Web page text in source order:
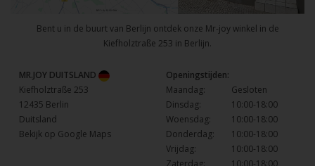
Bent u in de buurt van Berlijn ontdek onze Mr-joy winkel in de
Kiefholztraße 253 in Berlijn.
MR.JOY DUITSLAND
Kiefholztraße 253
12435 Berlin
Duitsland
Bekijk op Google Maps
Openingstijden:
Maandag:
Gesloten
Dinsdag:
10:00-18:00
Woensdag:
10:00-18:00
Donderdag:
10:00-18:00
Vrijdag:
10:00-18:00
Zaterdag:
10:00-18:00